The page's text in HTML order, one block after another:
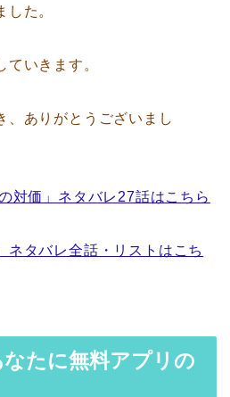
た。
いきます。
、ありがとうございまし
対価」ネタバレ27話はこちら
タバレ全話・リストはこち
たに無料アプリの